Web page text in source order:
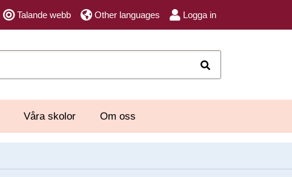
Talande webb Other languages Logga in
Våra skolor Om oss